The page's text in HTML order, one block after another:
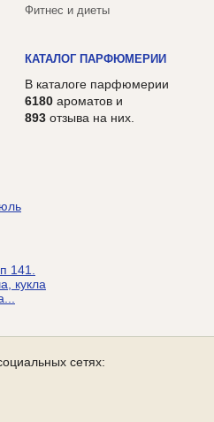
Фитнес и диеты
КАТАЛОГ ПАРФЮМЕРИИ
В каталоге парфюмерии
6180 ароматов и
893 отзыва на них.
141.
кукла
сетях: